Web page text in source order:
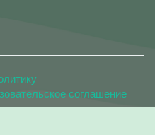
соглашение